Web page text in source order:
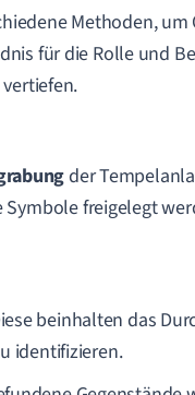
Methoden,
für die Rolle und
der
freigelegt
beinhalten das
identifizieren.